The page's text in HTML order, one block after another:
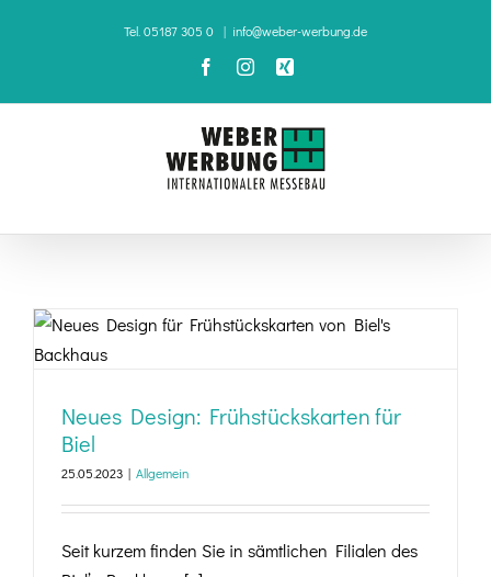
Tel. 05187 305 0 | info@weber-werbung.de
FacebookInstagram
Xing
Neues Design: Frühstückskarten für
Biel
25.05.2023 | Allgemein
Seit kurzem finden Sie in sämtlichen Filialen des